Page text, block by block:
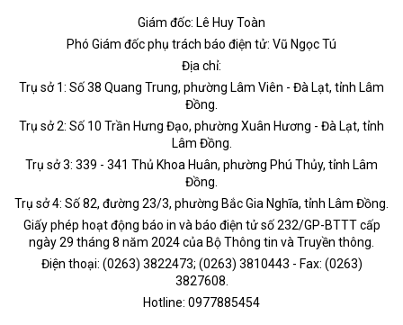
Giám đốc: Lê Huy Toàn
Phó Giám đốc phụ trách báo điện tử: Vũ Ngọc Tú
Địa chỉ:
Trụ sở 1: Số 38 Quang Trung, phường Lâm Viên - Đà Lạt, tỉnh Lâm
Đồng.
Trụ sở 2: Số 10 Trần Hưng Đạo, phường Xuân Hương - Đà Lạt, tỉnh
Lâm Đồng.
Trụ sở 3: 339 - 341 Thủ Khoa Huân, phường Phú Thủy, tỉnh Lâm
Đồng.
Trụ sở 4: Số 82, đường 23/3, phường Bắc Gia Nghĩa, tỉnh Lâm Đồng.
Giấy phép hoạt động báo in và báo điện tử số 232/GP-BTTT cấp
ngày 29 tháng 8 năm 2024 của Bộ Thông tin và Truyền thông.
Điện thoại: (0263) 3822473; (0263) 3810443 - Fax: (0263)
3827608.
Hotline: 0977885454